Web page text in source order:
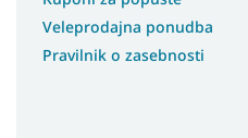
Veleprodajna ponudba
Pravilnik o zasebnosti